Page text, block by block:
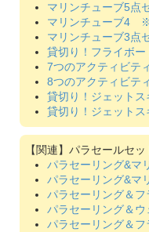
マリンチューブ5点
マリンチューブ4
マリンチューブ3点
貸切り！フライボ
7つのアクティビテ
8つのアクティビテ
貸切り！ジェット
貸切り！ジェット
パラセールセッ
パラセーリング&マ
パラセーリング&マ
パラセーリング＆フ
パラセーリング＆ウ
パラセーリング＆